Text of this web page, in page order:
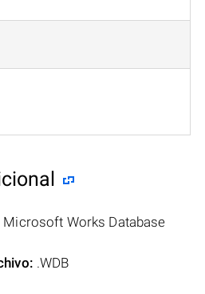
Microsoft Works Database
.WDB